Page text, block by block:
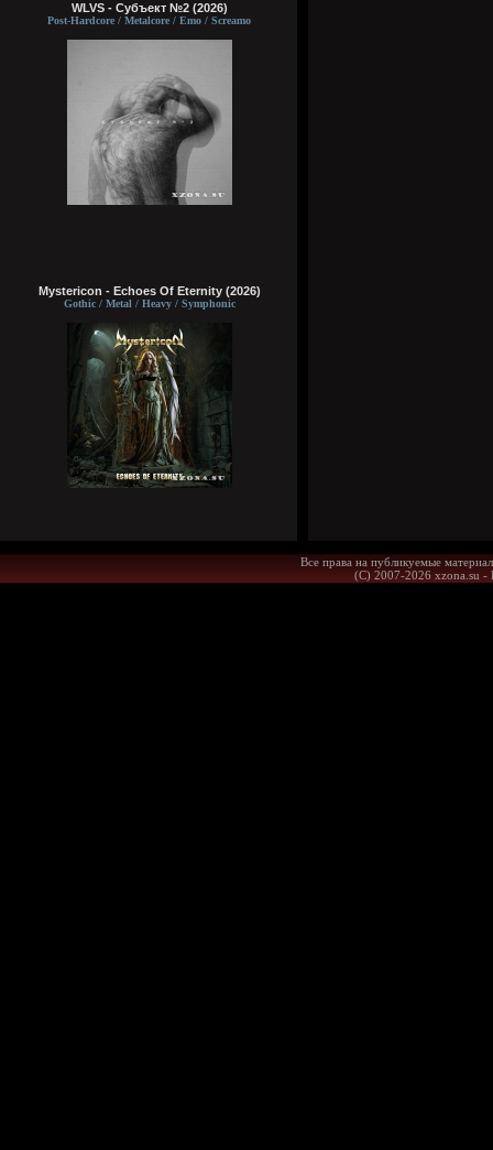
WLVS - Субъект №2 (2026)
Post-Hardcore / Metalcore / Emo / Screamo
Mystericon - Echoes Of Eternity (2026)
Gothic / Metal / Heavy / Symphonic
Все права на публикуемые
(С) 2007-2026 xzona.su -